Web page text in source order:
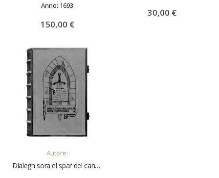
Anno: 1693
150,00 €
30,00 €
AGGIUNGI AL CARRELLO
Autore:
Dialegh sora el spar del cannon del dì 14 luj 1809